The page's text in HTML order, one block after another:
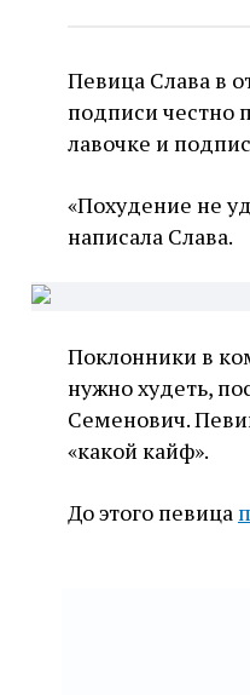
Певица Слава в
подписи честно
лавочке и
«Похудение не
написала Слава.
Поклонники в
нужно худеть,
Семенович.
«какой кайф».
До этого певица